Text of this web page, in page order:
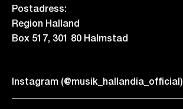
Postadress:
Region Halland
Box 517, 301 80 Halmstad
Instagram (@musik_hallandia_official)